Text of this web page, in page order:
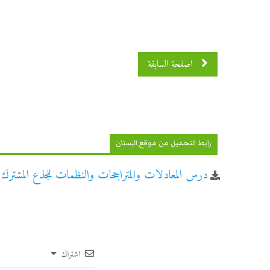
اصفحة السابقة اصفحة 2 من 10
رابط التحميل من موقع البستان
درس المعادلات والمتراجحات والنظمات للجذع
اشتراك